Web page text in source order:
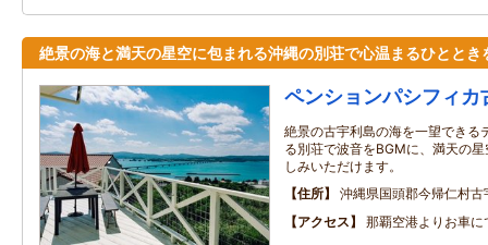
絶景の海と満天の星空に包まれる沖縄の別荘で心温まるひととき
ペンションパシフィカ
絶景の古宇利島の海を一望できる
る別荘で波音をBGMに、満天の
しみいただけます。
住所
沖縄県国頭郡今帰仁村古
アクセス
那覇空港よりお車